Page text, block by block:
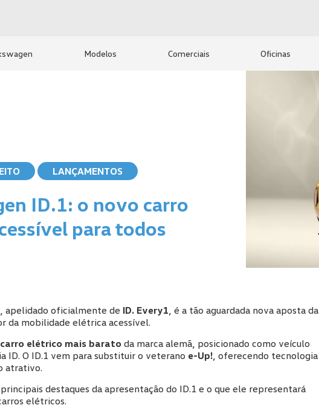
Modelos Comerciais Oficinas
LANÇAMENTOS
ID.1: o novo carro
para todos
, apelidado oficialmente de ID. Every1, é a tão aguardada nova aposta da
da mobilidade elétrica acessível.
carro elétrico mais barato da marca alemã, posicionado como veículo
ID. O ID.1 vem para substituir o veterano e-Up!, oferecendo tecnologia
atrativo.
destaques da apresentação do ID.1 e o que ele representará
elétricos.